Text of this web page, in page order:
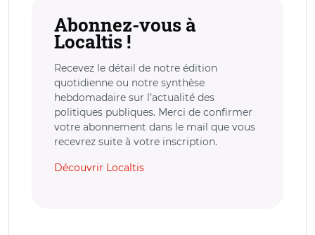
Abonnez-vous à
Localtis !
Recevez le détail de notre édition
quotidienne ou notre synthèse
hebdomadaire sur l’actualité des
politiques publiques. Merci de confirmer
votre abonnement dans le mail que vous
recevrez suite à votre inscription.
Découvrir Localtis